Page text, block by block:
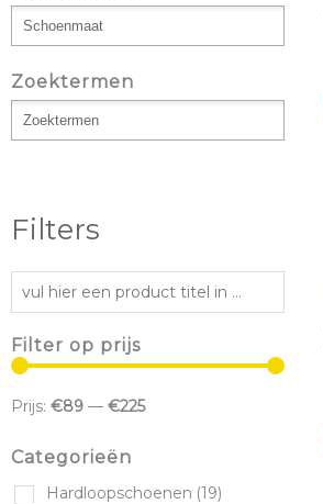
Zoektermen
Filters
Filter op prijs
Prijs: €89 — €225
Categorieën
Hardloopschoenen (19)